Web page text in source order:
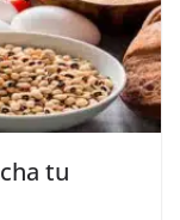
tu